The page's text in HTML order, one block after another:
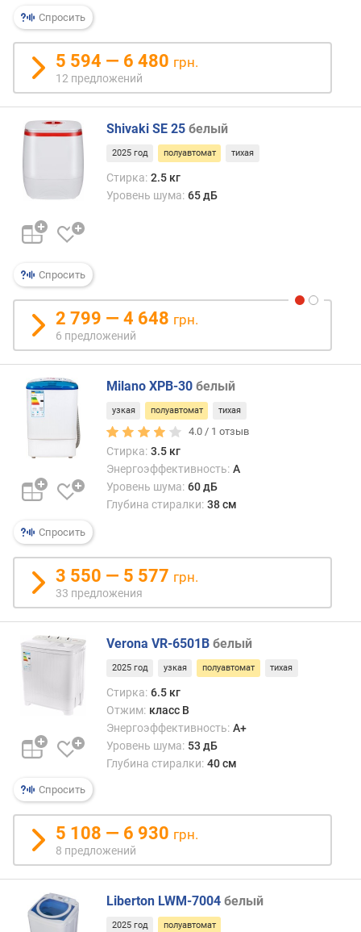
м
а
к
с
.
с
к
т
ь
т
м
(
о
б
/
)
а
г
у
а
д
ш
к
(
к
г
)
у
о
в
Спросить
5 594 — 6 480 грн.
12 предложений
Спросить
Shivaki SE 25 белый
2025 год полуавтомат тихая
Стирка: 2.5 кг
Уровень шума: 65 дБ
2 799 — 4 648 грн.
6 предложений
Спросить
Milano XPB-30 белый
узкая полуавтомат тихая
4.0 / 1 отзыв
Стирка: 3.5 кг
Энергоэффективность: A
Уровень шума: 60 дБ
Глубина стиралки: 38 см
3 550 — 5 577 грн.
33 предложения
Спросить
Verona VR-6501B белый
2025 год узкая полуавтомат тихая
Стирка: 6.5 кг
Отжим: класс B
Энергоэффективность: A+
Уровень шума: 53 дБ
Глубина стиралки: 40 см
5 108 — 6 930 грн.
8 предложений
Liberton LWM-7004 белый
2025 год полуавтомат